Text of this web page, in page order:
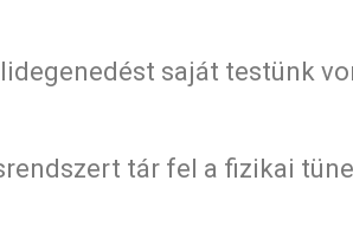
saját testünk
tár fel a fizikai